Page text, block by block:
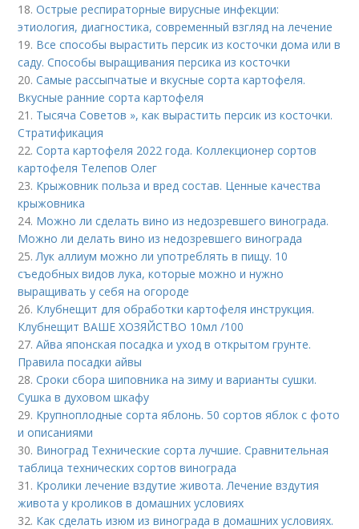
18.Острые респираторные вирусные инфекции:
этиология, диагностика, современный взгляд на лечение
19. Все способы вырастить персик из косточки дома или в
саду. Способы выращивания персика из косточки
20.Самые рассыпчатые и вкусные сорта картофеля.
Вкусные ранние сорта картофеля
21. Тысяча Советов », как вырастить персик из косточки.
Стратификация
22.Сорта картофеля 2022 года. Коллекционер сортов
картофеля Телепов Олег
23. Крыжовник польза и вред состав. Ценные качества
крыжовника
24. Можно ли сделать вино из недозревшего винограда.
Можно ли делать вино из недозревшего винограда
25.Лук аллиум можно ли употреблять в пищу. 10
съедобных видов лука, которые можно и нужно
выращивать у себя на огороде
26. Клубнещит для обработки картофеля инструкция.
Клубнещит ВАШЕ ХОЗЯЙСТВО 10мл /100
27.Айва японская посадка и уход в открытом грунте.
Правила посадки айвы
28.Сроки сбора шиповника на зиму и варианты сушки.
Сушка в духовом шкафу
29. Крупноплодные сорта яблонь. 50 сортов яблок с фото
и описаниями
30. Виноград Технические сорта лучшие. Сравнительная
таблица технических сортов винограда
31. Кролики лечение вздутие живота. Лечение вздутия
живота у кроликов в домашних условиях
32. Как сделать изюм из винограда в домашних условиях.